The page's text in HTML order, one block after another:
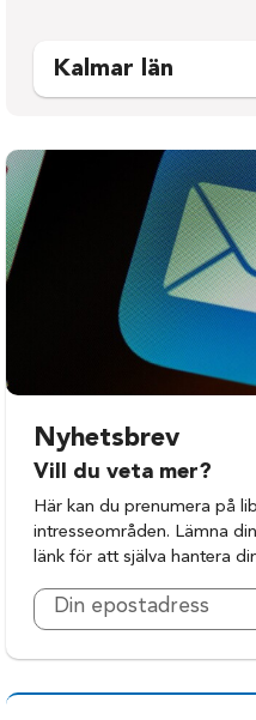
Kalmar län
Hultsfred
Mönsterås
Nyhetsbrev
Vill du veta mer?
Här kan du prenumera på
intresseområden. Lämna
länk för att själva hantera